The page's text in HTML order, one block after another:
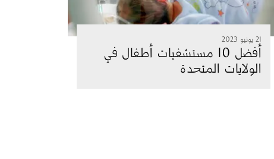
21 يونيو 2023
أفضل 10 مستشفيات أطفال في
الولايات المتحدة